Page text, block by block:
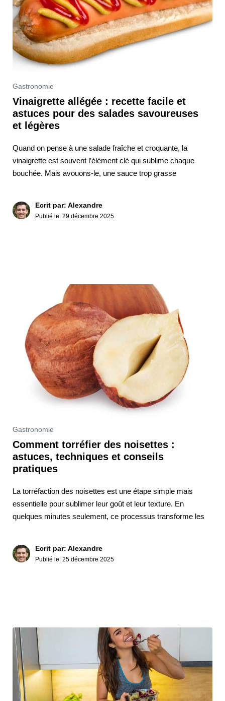
Gastronomie
Vinaigrette allégée : recette facile et
astuces pour des salades savoureuses
et légères
Quand on pense à une salade fraîche et croquante, la
vinaigrette est souvent l’élément clé qui sublime chaque
bouchée. Mais avouons-le, une sauce trop grasse
Ecrit par: Alexandre
Publié le: 29 décembre 2025
Gastronomie
Comment torréfier des noisettes :
astuces, techniques et conseils
pratiques
La torréfaction des noisettes est une étape simple mais
essentielle pour sublimer leur goût et leur texture. En
quelques minutes seulement, ce processus transforme les
Ecrit par: Alexandre
Publié le: 25 décembre 2025